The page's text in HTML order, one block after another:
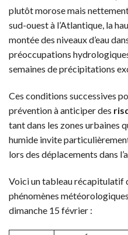
plutôt morose mais
sud-ouest à l’Atlantique, la
montée des niveaux d’eau
préoccupations
semaines de précipitations
Ces conditions successives
prévention à anticiper des
tant dans les zones urbaines
humide invite
lors des déplacements dans
Voici un tableau récapitulatif
phénomènes
dimanche 15 février :